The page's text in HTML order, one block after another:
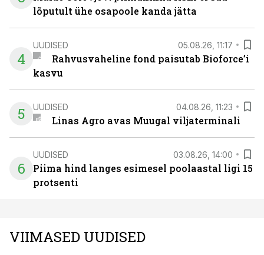
lõputult ühe osapoole kanda jätta
4
UUDISED 05.08.26, 11:17
Rahvusvaheline fond paisutab Bioforce’i
kasvu
5 UUDISED 04.08.26, 11:23
Linas Agro avas Muugal viljaterminali
6
UUDISED 03.08.26, 14:00
Piima hind langes esimesel poolaastal ligi 15
protsenti
VIIMASED UUDISED